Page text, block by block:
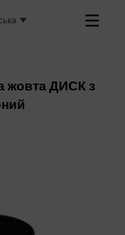
Primary
жовта ДИСК з